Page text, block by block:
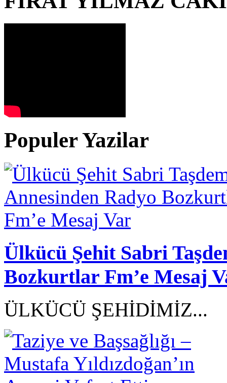
Populer Yazilar
Ülkücü Şehit Sabri
Bozkurtlar Fm’e Mesaj
ÜLKÜCÜ ŞEHİDİMİZ...